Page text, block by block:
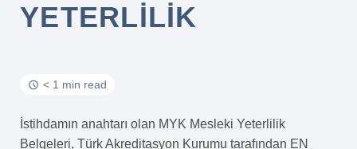
YETERLILIK
< 1 min read
İstihdamın anahtarı olan MYK Mesleki Yeterlilik
Belgeleri, Türk Akreditasyon Kurumu tarafından EN